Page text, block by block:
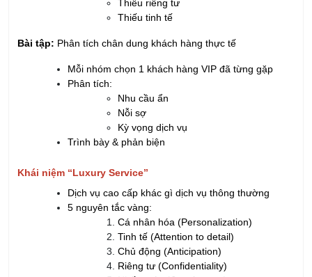
Thiếu riêng tư
Thiếu tinh tế
Bài tập: Phân tích chân dung khách hàng thực tế
Mỗi nhóm chọn 1 khách hàng VIP đã từng gặp
Phân tích:
Nhu cầu ẩn
Nỗi sợ
Kỳ vọng dịch vụ
Trình bày & phản biện
Khái niệm “Luxury Service”
Dịch vụ cao cấp khác gì dịch vụ thông thường
5 nguyên tắc vàng:
Cá nhân hóa (Personalization)
Tinh tế (Attention to detail)
Chủ động (Anticipation)
Riêng tư (Confidentiality)